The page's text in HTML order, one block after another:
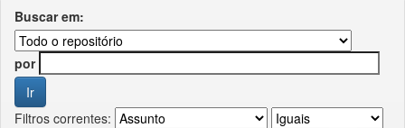
Buscar em:
por
Filtros correntes: